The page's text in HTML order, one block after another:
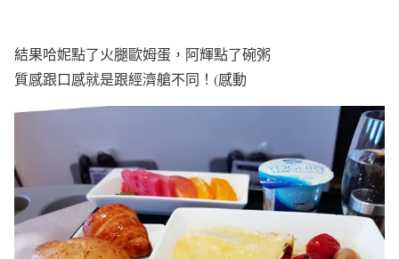
結果哈妮點了火腿歐姆蛋，阿輝點了碗粥
質感跟口感就是跟經濟艙不同！(感動